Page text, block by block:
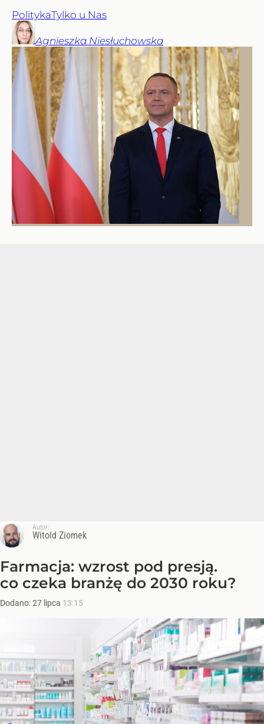
PolitykaTylko u Nas
Agnieszka Niesłuchowska
Autor:
Witold Ziomek
Farmacja: wzrost pod presją.
co czeka branżę do 2030 roku?
Dodano:27 lipca 13:15